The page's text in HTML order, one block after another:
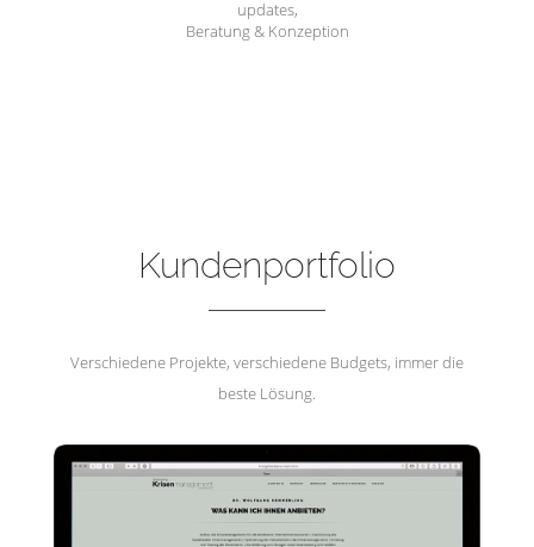
updates,
Beratung & Konzeption
Kundenportfolio
Verschiedene Projekte, verschiedene Budgets, immer die
beste Lösung.